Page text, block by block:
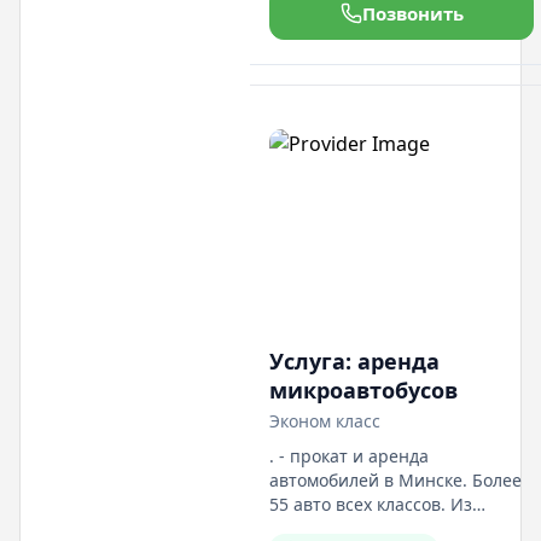
дополнительно: детские
кресла и навигаторы. Заказать
автомобили можно: Эконом
класс от 36
Позвонить
Услуга: аренда
микроавтобусов
Эконом класс
. - прокат и аренда
автомобилей в Минске. Более
55 авто всех классов. Из